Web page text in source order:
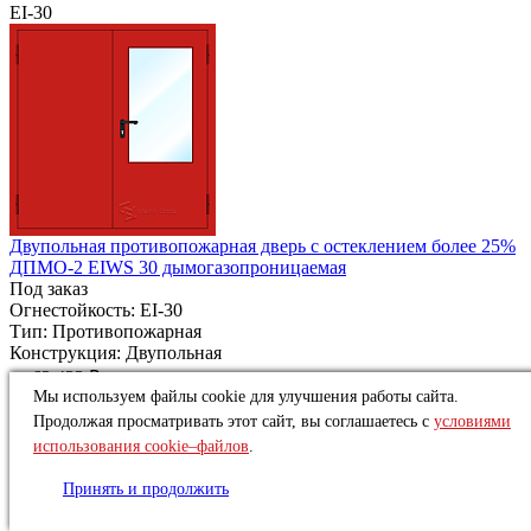
EI-30
Двупольная противопожарная дверь с остеклением более 25%
ДПМО-2 EIWS 30 дымогазопроницаемая
Под заказ
Огнестойкость: EI-30
Тип: Противопожарная
Конструкция: Двупольная
от62 433 ₽
Купить
EI-30
Мы используем файлы cookie для улучшения работы сайта.
Продолжая просматривать этот сайт, вы соглашаетесь с условиями
использования cookie–файлов.
Принять и продолжить